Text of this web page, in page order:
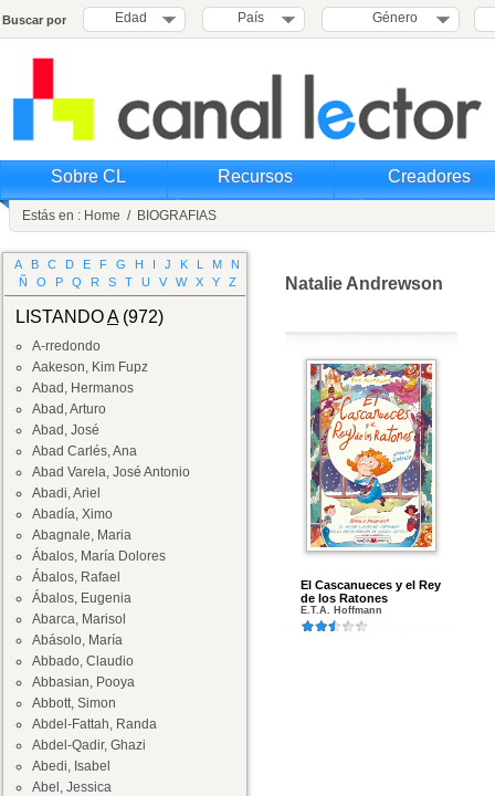
Buscar por Edad País Género
Sobre CL Recursos Creadores
Estás en : Home / BIOGRAFIAS
A B C D E F G H I J K L M
N
Ñ
O P Q R S T U V W X Y Z
LISTANDOA(972)
A-rredondo
Aakeson, Kim Fupz
Abad, Hermanos
Abad, Arturo
Abad, José
Abad Carlés, Ana
Abad Varela, José Antonio
Abadi, Ariel
Abadía, Ximo
Abagnale, Maria
Ábalos, María Dolores
Ábalos, Rafael
Ábalos, Eugenia
Abarca, Marisol
Abásolo, María
Abbado, Claudio
Abbasian, Pooya
Abbott, Simon
Abdel-Fattah, Randa
Abdel-Qadir, Ghazi
Abedi, Isabel
Abel, Jessica
Natalie Andrewson
El Cascanueces y el Rey
de los Ratones
E.T.A. Hoffmann